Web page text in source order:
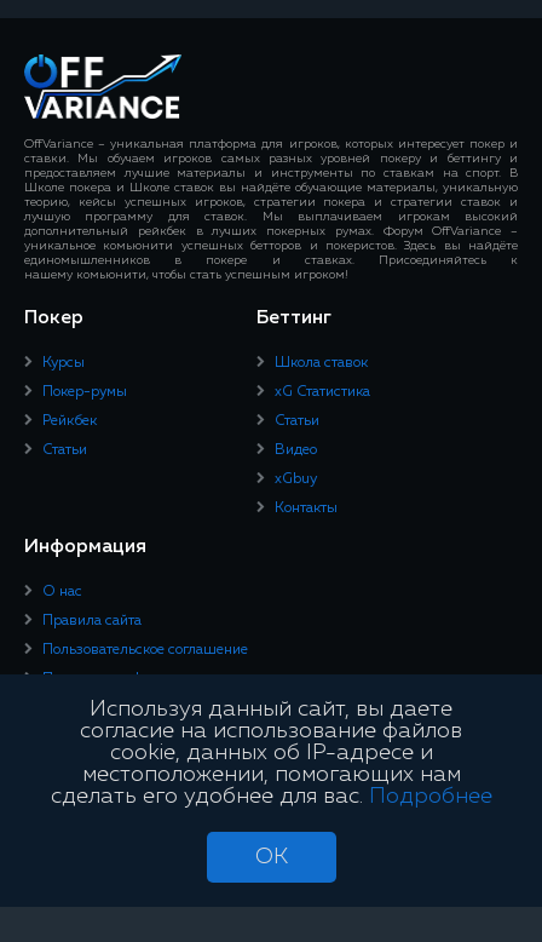
OffVariance – уникальная платформа для игроков, которых интересует покер и
ставки. Мы обучаем игроков самых разных уровней покеру и беттингу и
предоставляем лучшие материалы и инструменты по ставкам на спорт. В
Школе покера и Школе ставок вы найдёте обучающие материалы, уникальную
теорию, кейсы успешных игроков, стратегии покера и стратегии ставок и
лучшую программу для ставок. Мы выплачиваем игрокам высокий
дополнительный рейкбек в лучших покерных румах. Форум OffVariance –
уникальное комьюнити успешных бетторов и покеристов. Здесь вы найдёте
единомышленников в покере и ставках. Присоединяйтесь к
нашему комьюнити, чтобы стать успешным игроком!
Покер
Курсы
Покер-румы
Рейкбек
Статьи
Беттинг
Школа ставок
xG Статистика
Статьи
Видео
xGbuy
Контакты
Информация
О нас
Правила сайта
Пользовательское соглашение
Политика конфиденциальности
Юридическая информация
Подписывайтесь
Сайт является информационным и не занимается проведением азартных
Используя данный сайт, вы даете
согласие на использование файлов
cookie, данных об IP-адресе и
местоположении, помогающих нам
сделать его удобнее для вас.
Подробнее
OK